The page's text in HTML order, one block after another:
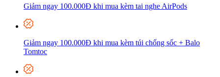
Giảm ngay 100.000Đ khi mua kèm tai nghe AirPods
Giảm ngay 100.000Đ khi mua kèm túi chống sốc + Balo
Tomtoc